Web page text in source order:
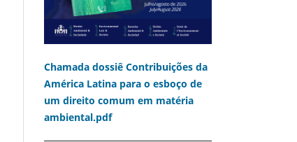
Chamada dossiê Contribuições da
América Latina para o esboço de
um direito comum em matéria
ambiental.pdf